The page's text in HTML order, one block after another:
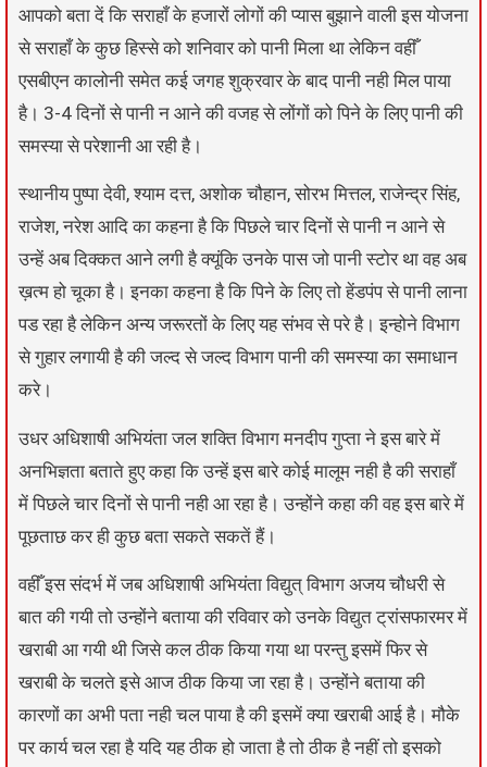
आपको बता दें कि सराहाँ के हजारों लोगों की प्यास बुझाने वाली इस योजना
से सराहाँ के कुछ हिस्से को शनिवार को पानी मिला था लेकिन वहीँ
एसबीएन कालोनी समेत कई जगह शुक्रवार के बाद पानी नही मिल पाया
है। 3-4 दिनों से पानी न आने की वजह से लोंगों को पिने के लिए पानी की
समस्या से परेशानी आ रही है।
स्थानीय पुष्पा देवी, श्याम दत्त, अशोक चौहान, सोरभ मित्तल, राजेन्द्र सिंह,
राजेश, नरेश आदि का कहना है कि पिछले चार दिनों से पानी न आने से
उन्हें अब दिक्कत आने लगी है क्यूंकि उनके पास जो पानी स्टोर था वह अब
ख़त्म हो चूका है। इनका कहना है कि पिने के लिए तो हेंडपंप से पानी लाना
पड रहा है लेकिन अन्य जरूरतों के लिए यह संभव से परे है। इन्होने विभाग
से गुहार लगायी है की जल्द से जल्द विभाग पानी की समस्या का समाधान
करे।
उधर अधिशाषी अभियंता जल शक्ति विभाग मनदीप गुप्ता ने इस बारे में
अनभिज्ञता बताते हुए कहा कि उन्हें इस बारे कोई मालूम नही है की सराहाँ
में पिछले चार दिनों से पानी नही आ रहा है। उन्होंने कहा की वह इस बारे में
पूछताछ कर ही कुछ बता सकते सकतें हैं।
वहीँ इस संदर्भ में जब अधिशाषी अभियंता विद्युत् विभाग अजय चौधरी से
बात की गयी तो उन्होंने बताया की रविवार को उनके विद्युत ट्रांसफारमर में
खराबी आ गयी थी जिसे कल ठीक किया गया था परन्तु इसमें फिर से
खराबी के चलते इसे आज ठीक किया जा रहा है। उन्होंने बताया की
कारणों का अभी पता नही चल पाया है की इसमें क्या खराबी आई है। मौके
पर कार्य चल रहा है यदि यह ठीक हो जाता है तो ठीक है नहीं तो इसको